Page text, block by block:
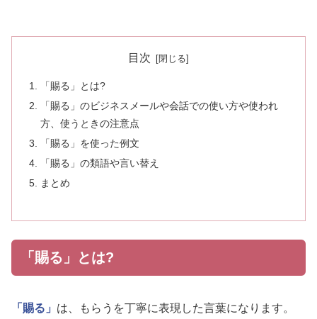
目次
「賜る」とは?
「賜る」のビジネスメールや会話での使い方や使われ
方、使うときの注意点
「賜る」を使った例文
「賜る」の類語や言い替え
まとめ
「賜る」とは?
「賜る」 は、もらうを丁寧に表現した言葉になります。